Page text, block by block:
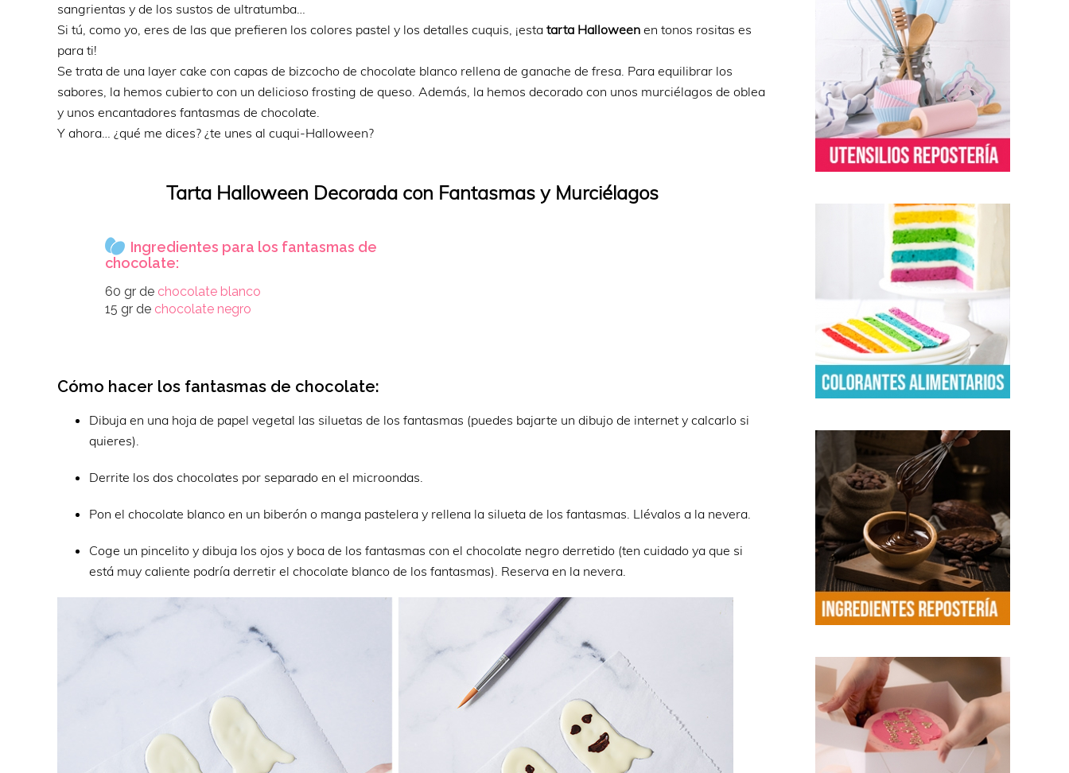
sangrientas y de los sustos de ultratumba…
Si tú, como yo, eres de las que prefieren los colores pastel y los detalles cuquis, ¡esta tarta Halloween en tonos rositas es
para ti!
Se trata de una layer cake con capas de bizcocho de chocolate blanco rellena de ganache de fresa. Para equilibrar los
sabores, la hemos cubierto con un delicioso frosting de queso. Además, la hemos decorado con unos murciélagos de oblea
y unos encantadores fantasmas de chocolate.
Y ahora… ¿qué me dices? ¿te unes al cuqui-Halloween?
Tarta Halloween Decorada con Fantasmas y Murciélagos
Ingredientes para los fantasmas de
chocolate:
60 gr de chocolate blanco
15 gr de chocolate negro
Cómo hacer los fantasmas de chocolate:
Dibuja en una hoja de papel vegetal las siluetas de los fantasmas (puedes bajarte un dibujo de internet y calcarlo si
quieres).
Derrite los dos chocolates por separado en el microondas.
Pon el chocolate blanco en un biberón o manga pastelera y rellena la silueta de los fantasmas. Llévalos a la nevera.
Coge un pincelito y dibuja los ojos y boca de los fantasmas con el chocolate negro derretido (ten cuidado ya que si
está muy caliente podría derretir el chocolate blanco de los fantasmas). Reserva en la nevera.